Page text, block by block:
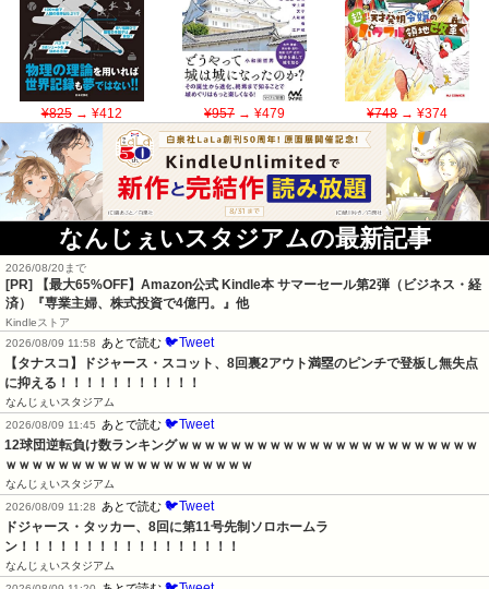
¥825→ ¥412 ¥957→ ¥479 ¥748→ ¥374
なんじぇいスタジアムの最新記事
2026/08/20まで
[PR]
【最大65%OFF】Amazon公式 Kindle本 サマーセール第2弾（ビジネス・経
済）『専業主婦、株式投資で4億円。』他
Kindleストア
2026/08/09 11:58
あとで読む 🐦Tweet
【タナスコ】ドジャース・スコット、8回裏2アウト満塁のピンチで登板し無失点
に抑える！！！！！！！！！！！
なんじぇいスタジアム
2026/08/09 11:45
あとで読む 🐦Tweet
12球団逆転負け数ランキングｗｗｗｗｗｗｗｗｗｗｗｗｗｗｗｗｗｗｗｗｗｗｗ
ｗｗｗｗｗｗｗｗｗｗｗｗｗｗｗｗｗｗｗ
なんじぇいスタジアム
2026/08/09 11:28
あとで読む 🐦Tweet
ドジャース・タッカー、8回に第11号先制ソロホームラ
ン！！！！！！！！！！！！！！！！！
なんじぇいスタジアム